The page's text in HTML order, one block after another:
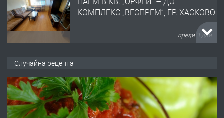
КОМПЛЕКС „ВЕСПРЕМ“, ГР. ХАСКОВО
преди 3 дни
АПАРТАМЕНТ В ЦЕНТЪРА НА ГР.
ХАСКОВО
преди 4 дни
Случайна рецепта